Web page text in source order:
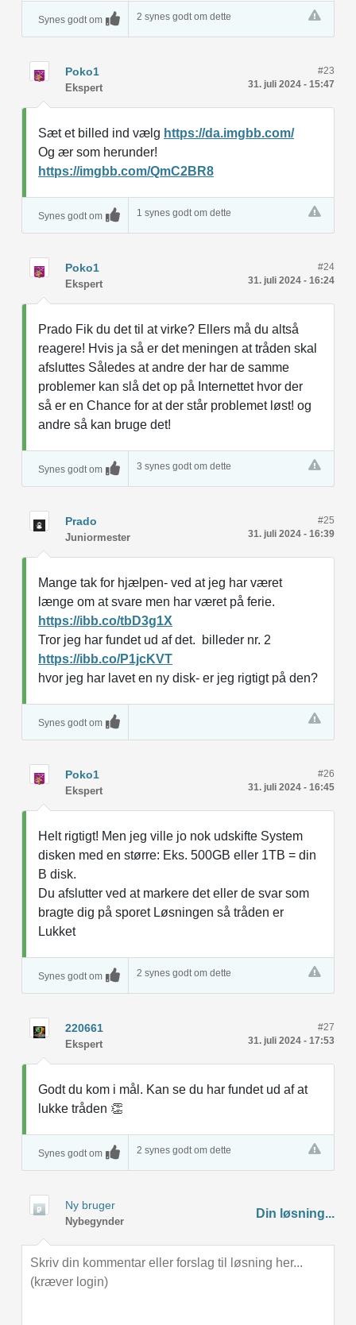
Synes godt om 2 synes godt om dette
Poko1
Ekspert 31. juli 2024 - 15:47
#23
Sæt et billed ind vælg https://da.imgbb.com/
Og ær som herunder!
https://imgbb.com/QmC2BR8
Synes godt om 1 synes godt om dette
Poko1
Ekspert 31. juli 2024 - 16:24
#24
Prado Fik du det til at virke? Ellers må du altså
reagere! Hvis ja så er det meningen at tråden skal
afsluttes Således at andre der har de samme
problemer kan slå det op på Internettet hvor der
så er en Chance for at der står problemet løst! og
andre så kan bruge det!
Synes godt om 3 synes godt om dette
Prado
Juniormester 31. juli 2024 - 16:39
#25
Mange tak for hjælpen- ved at jeg har været
længe om at svare men har været på ferie.
https://ibb.co/tbD3g1X
Tror jeg har fundet ud af det. billeder nr. 2
https://ibb.co/P1jcKVT
hvor jeg har lavet en ny disk- er jeg rigtigt på den?
Synes godt om
Poko1
Ekspert 31. juli 2024 - 16:45
#26
Helt rigtigt! Men jeg ville jo nok udskifte System
disken med en større: Eks. 500GB eller 1TB = din
B disk.
Du afslutter ved at markere det eller de svar som
bragte dig på sporet Løsningen så tråden er
Lukket
Synes godt om 2 synes godt om dette
220661
Ekspert 31. juli 2024 - 17:53
#27
Godt du kom i mål. Kan se du har fundet ud af at
lukke tråden 👏
Synes godt om 2 synes godt om dette
Ny bruger
Nybegynder
Din løsning...